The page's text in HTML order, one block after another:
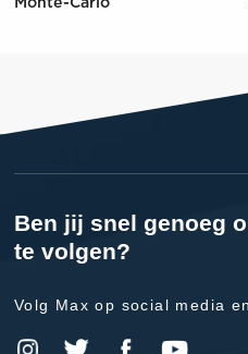
Monte-Carlo
Ben jij snel genoeg
te volgen?
Volg Max op social media